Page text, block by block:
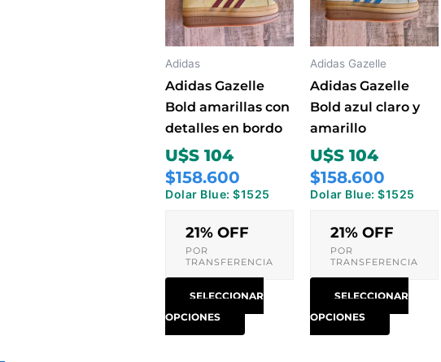
Adidas
Adidas Gazelle
Bold amarillas con
detalles en bordo
U$S 104
$158.600
Dolar Blue: $1525
21% OFF
POR
TRANSFERENCIA
SELECCIONAR
OPCIONES
variantes.
Las
de
producto
Adidas Gazelle
Adidas Gazelle
Bold azul claro y
amarillo
U$S 104
$158.600
Dolar Blue: $1525
21% OFF
POR
TRANSFERENCIA
SELECCIONAR
OPCIONES
variantes.
Las
elegir
de
producto